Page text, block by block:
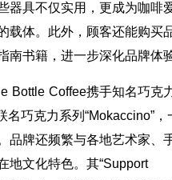
器具不仅实用，更成为咖啡
载体。此外，顾客还能购买
南书籍，进一步深化品牌体验
Bottle Coffee携手知名巧克
名巧克力系列“Mokaccino”，
品牌还频繁与各地艺术家、
地文化特色。其“Support